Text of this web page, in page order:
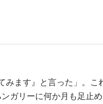
ます』と言った」。こ
ガリーに何か月も足止